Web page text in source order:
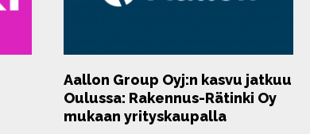
Aallon Group Oyj:n kasvu jatkuu
Oulussa: Rakennus-Rätinki Oy
mukaan yrityskaupalla